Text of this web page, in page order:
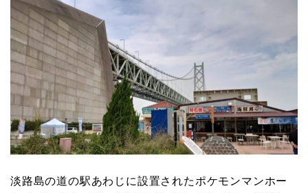
淡路島の道の駅あわじに設置されたポケモンマンホー